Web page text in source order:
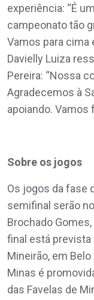
experiência: “É
campeonato tão
Vamos para cima
Davielly Luiza
Pereira: “Nossa
Agradecemos à
apoiando. Vamos
Sobre os jogos
Os jogos da fase
semifinal serão
Brochado
final está prevista
Mineirão, em
Minas é
das Favelas de